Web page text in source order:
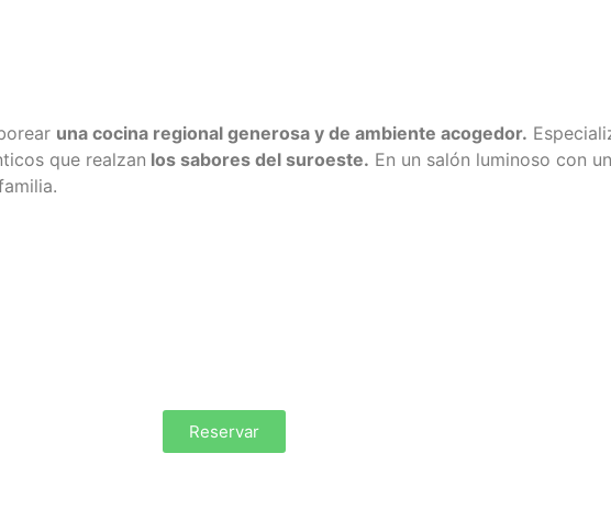
una cocina regional generosa y de ambiente acogedor.
que realzan los sabores del suroeste. En un salón luminoso con
Reservar